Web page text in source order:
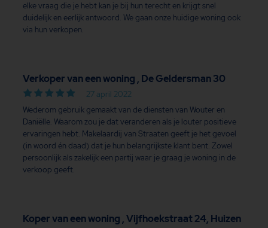
elke vraag die je hebt kan je bij hun terecht en krijgt snel
duidelijk en eerlijk antwoord. We gaan onze huidige woning ook
via hun verkopen.
Verkoper van een woning , De Geldersman 30
27 april 2022
Wederom gebruik gemaakt van de diensten van Wouter en
Daniëlle. Waarom zou je dat veranderen als je louter positieve
ervaringen hebt. Makelaardij van Straaten geeft je het gevoel
(in woord én daad) dat je hun belangrijkste klant bent. Zowel
persoonlijk als zakelijk een partij waar je graag je woning in de
verkoop geeft.
Koper van een woning , Vijfhoekstraat 24, Huizen